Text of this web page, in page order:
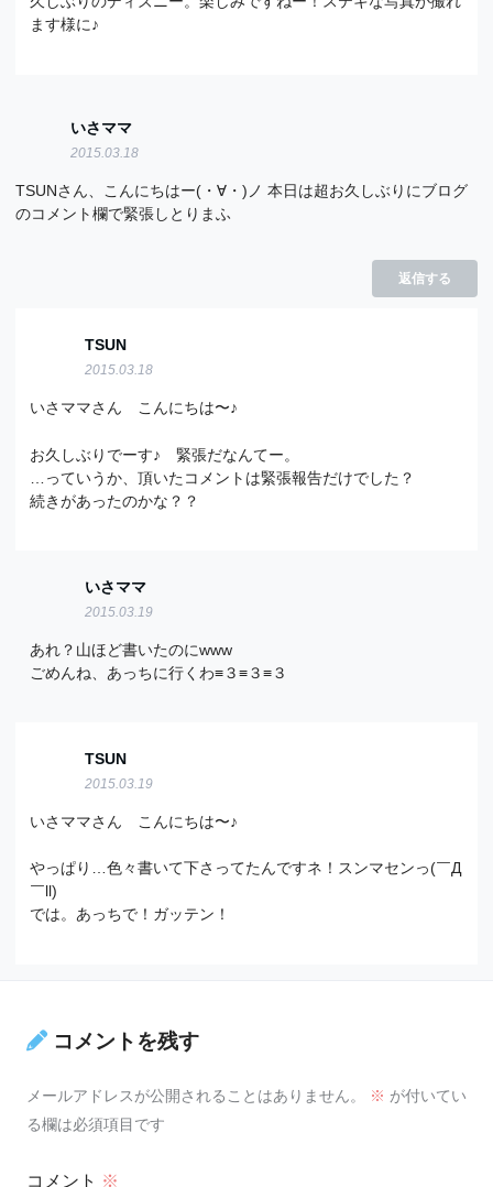
ます様に♪
いさママ
2015.03.18
TSUNさん、こんにちはー(・∀・)ノ 本日は超お久しぶりにブログ
のコメント欄で緊張しとりまふ
返信する
TSUN
2015.03.18
いさママさん こんにちは〜♪
お久しぶりでーす♪ 緊張だなんてー。
…っていうか、頂いたコメントは緊張報告だけでした？
続きがあったのかな？？
いさママ
2015.03.19
あれ？山ほど書いたのにwww
ごめんね、あっちに行くわ≡３≡３≡３
TSUN
2015.03.19
いさママさん こんにちは〜♪
やっぱり…色々書いて下さってたんですネ！スンマセンっ(￣Д
￣ll)
では。あっちで！ガッテン！
コメントを残す
メールアドレスが公開されることはありません。 ※ が付いてい
る欄は必須項目です
コメント ※